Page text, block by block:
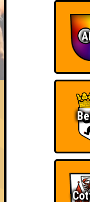
Seitenquiz
Zweitenquiz ·
Punkte